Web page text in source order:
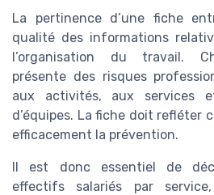
La pertinence d’une fiche
qualité des informations
l’organisation du travail.
présente des risques
aux activités, aux services
d’équipes. La fiche doit refléter
efficacement la prévention.
Il est donc essentiel de
effectifs salariés par